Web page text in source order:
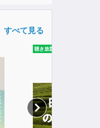
すべて見る
聴き放題